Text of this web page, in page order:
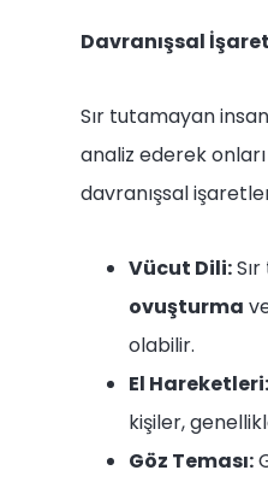
Davranışsal
Sır tutamayan
analiz ederek
davranışsal
Vücut Dili:
ovuşturma
olabilir.
El Hareketleri:
kişiler,
Göz Teması: